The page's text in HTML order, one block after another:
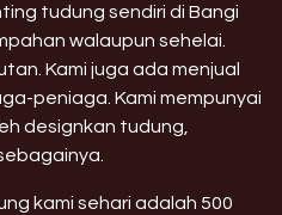
tudung sendiri di Bangi
walaupun sehelai.
Kami juga ada menjual
peniaga. Kami mempunyai
designkan tudung,
kami sehari adalah 500